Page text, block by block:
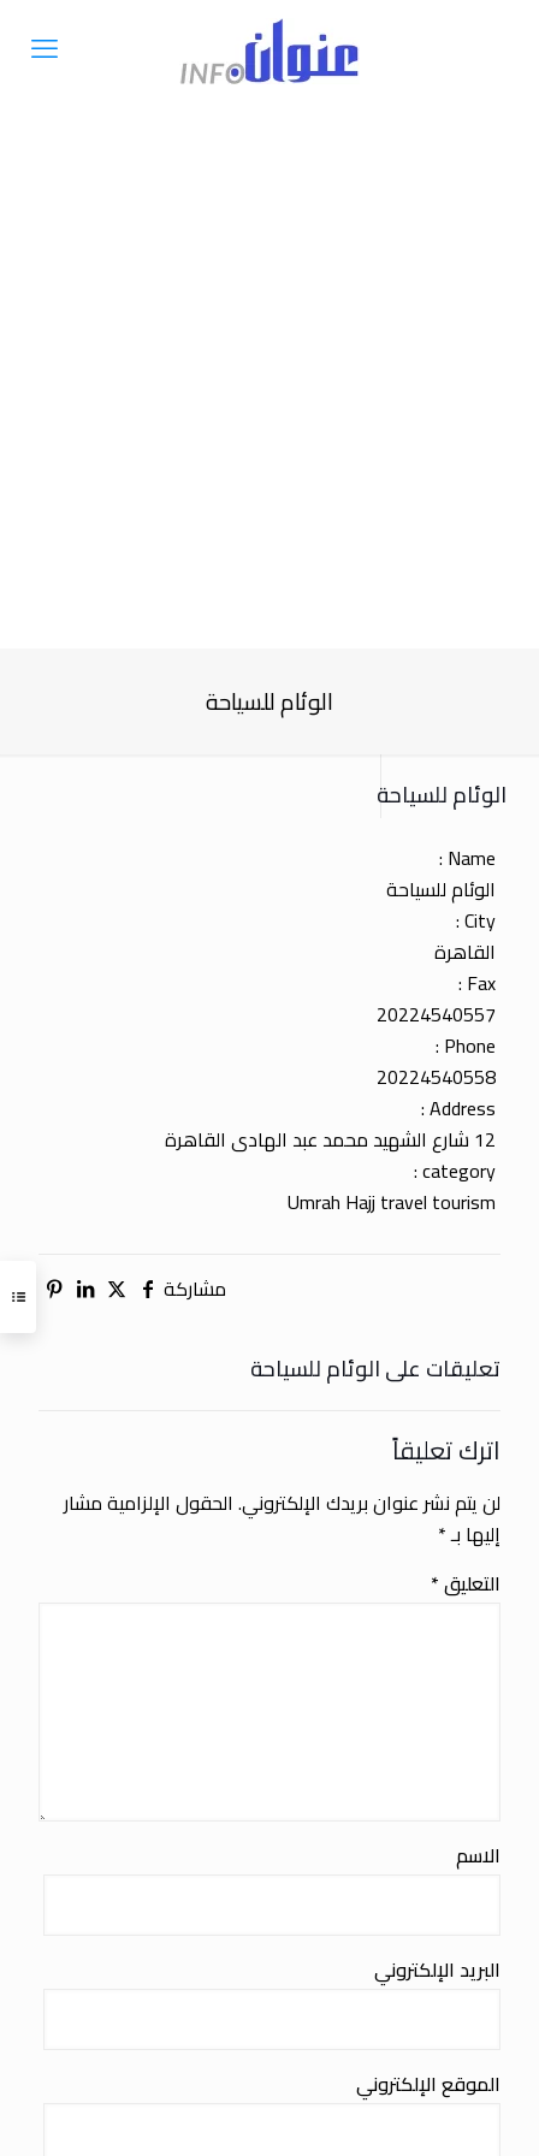
الوئام للسياحة
الوئام للسياحة
Name :
الوئام للسياحة
City :
القاهرة
Fax :
20224540557
Phone :
20224540558
Address :
12 شارع الشهيد محمد عبد الهادى القاهرة
category :
Umrah Hajj travel tourism
مشاركة
تعليقات على الوئام للسياحة
اترك تعليقاً
لن يتم نشر عنوان بريدك الإلكتروني. الحقول الإلزامية مشار
إليها بـ*
التعليق*
الاسم
البريد الإلكتروني
الموقع الإلكتروني